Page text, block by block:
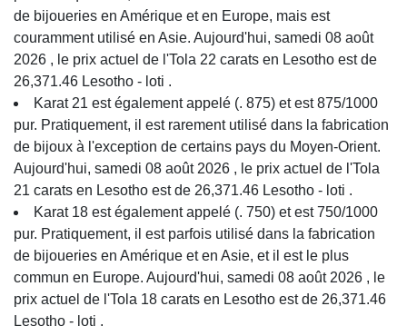
de bijoueries en Amérique et en Europe, mais est
couramment utilisé en Asie. Aujourd'hui, samedi 08 août
2026 , le prix actuel de l'Tola 22 carats en Lesotho est de
26,371.46 Lesotho - loti .
Karat 21 est également appelé (. 875) et est 875/1000
pur. Pratiquement, il est rarement utilisé dans la fabrication
de bijoux à l'exception de certains pays du Moyen-Orient.
Aujourd'hui, samedi 08 août 2026 , le prix actuel de l'Tola
21 carats en Lesotho est de 26,371.46 Lesotho - loti .
Karat 18 est également appelé (. 750) et est 750/1000
pur. Pratiquement, il est parfois utilisé dans la fabrication
de bijoueries en Amérique et en Asie, et il est le plus
commun en Europe. Aujourd'hui, samedi 08 août 2026 , le
prix actuel de l'Tola 18 carats en Lesotho est de 26,371.46
Lesotho - loti .